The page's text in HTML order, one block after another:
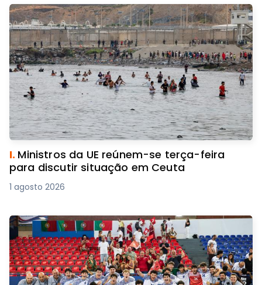
I. Ministros da UE reúnem-se terça-feira
para discutir situação em Ceuta
1 agosto 2026